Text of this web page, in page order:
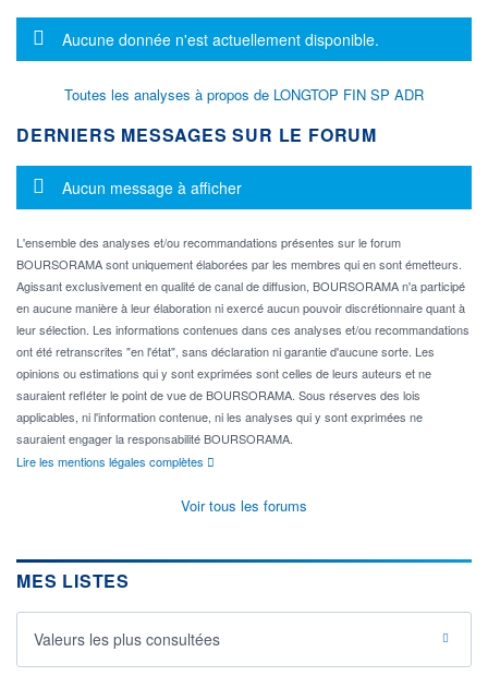
Message d'information
Aucune donnée n'est actuellement disponible.
Toutes les analyses à propos de LONGTOP FIN SP ADR
DERNIERS MESSAGES SUR LE FORUM
Message d'information
Aucun message à afficher
L'ensemble des analyses et/ou recommandations présentes sur le forum
BOURSORAMA sont uniquement élaborées par les membres qui en sont émetteurs.
Agissant exclusivement en qualité de canal de diffusion, BOURSORAMA n'a participé
en aucune manière à leur élaboration ni exercé aucun pouvoir discrétionnaire quant à
leur sélection. Les informations contenues dans ces analyses et/ou recommandations
ont été retranscrites "en l'état", sans déclaration ni garantie d'aucune sorte. Les
opinions ou estimations qui y sont exprimées sont celles de leurs auteurs et ne
sauraient refléter le point de vue de BOURSORAMA. Sous réserves des lois
applicables, ni l'information contenue, ni les analyses qui y sont exprimées ne
sauraient engager la responsabilité BOURSORAMA.
Lire les mentions légales complètes
Voir tous les forums
MES LISTES
Valeurs les plus consultées